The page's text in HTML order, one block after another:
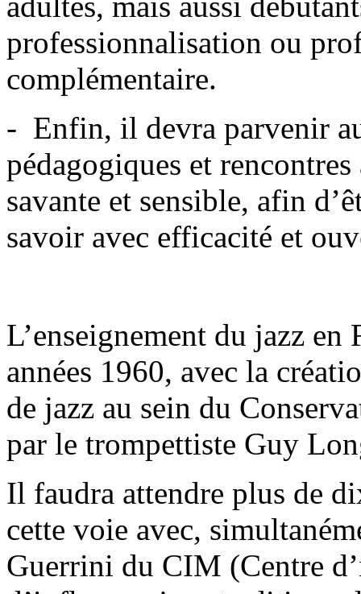
professionnalisation ou
complémentaire.
- Enfin, il devra parvenir
pédagogiques et
savante et sensible, afin
savoir avec efficacité et
L’enseignement du jazz en
années 1960, avec la
de jazz au sein du
par le trompettiste Guy
Il faudra attendre plus de
cette voie avec,
Guerrini du CIM (Centre